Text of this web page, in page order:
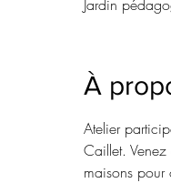
Jardin
À
Atelier
Caillet.
maisons pour